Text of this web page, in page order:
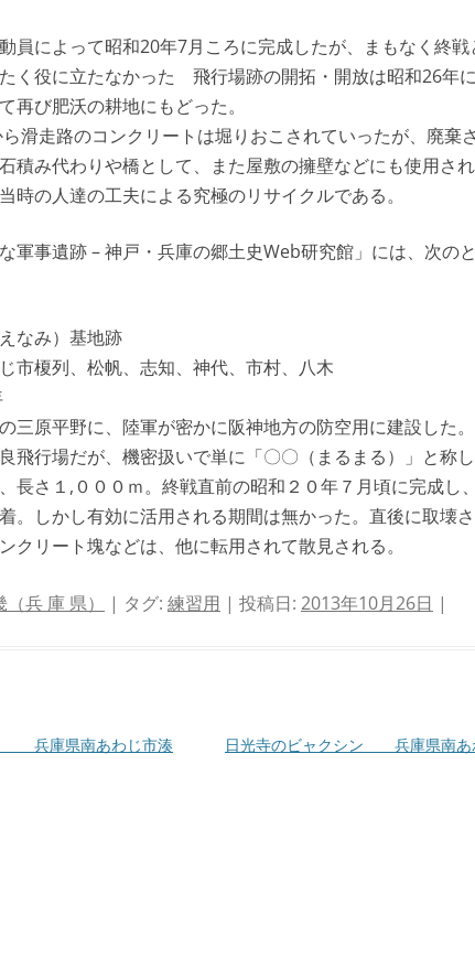
員によって昭和20年7月ころに完成したが、まもなく終戦
く役に立たなかった 飛行場跡の開拓・開放は昭和26年に
再び肥沃の耕地にもどった。
滑走路のコンクリートは堀りおこされていったが、廃棄
積み代わりや橋として、また屋敷の擁壁などにも使用さ
時の人達の工夫による究極のリサイクルである。
軍事遺跡 – 神戸・兵庫の郷土史Web研究館」には、次の
なみ）基地跡
市榎列、松帆、志知、神代、市村、八木
原平野に、陸軍が密かに阪神地方の防空用に建設した
飛行場だが、機密扱いで単に「〇〇（まるまる）」と称
長さ１,０００ｍ。終戦直前の昭和２０年７月頃に完成し
。しかし有効に活用される期間は無かった。直後に取壊
クリート塊などは、他に転用されて散見される。
兵 庫 県） | タグ: 練習用 | 投稿日: 2013年10月26日 |
兵庫県南あわじ市湊
日光寺のビャクシン 兵庫県南あ